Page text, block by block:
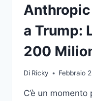
a Trump:
200
Di Ricky Febbraio
C’è un